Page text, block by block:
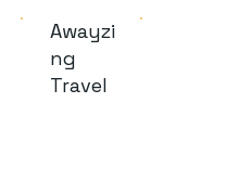
Awayzi
ng
Travel